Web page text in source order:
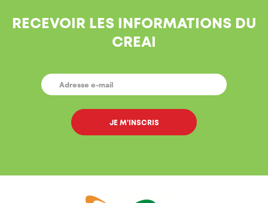
RECEVOIR LES INFORMATIONS DU
CREAI
E-
MAIL *